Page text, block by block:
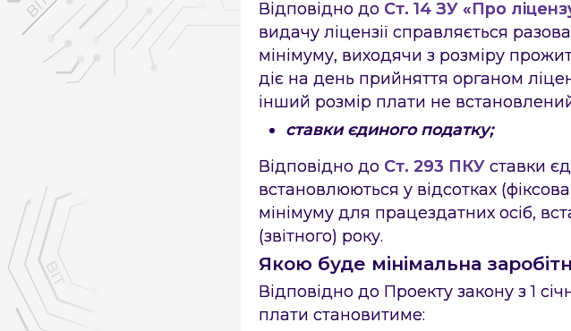
Форма
Відповідно до Ст. 14 ЗУ «Про
видачу ліцензії справляється
мінімуму, виходячи з розміру
діє на день прийняття органом
інший розмір плати не
ставки єдиного податку;
Відповідно до Ст. 293 ПКУставки
встановлюються у відсотках
мінімуму для працездатних осіб,
(звітного) року.
Якою буде мінімальна
Відповідно до Проекту закону з 1
плати становитиме:
Знайшли помилку на сторінці? ×
Опис помилки
Надіслати